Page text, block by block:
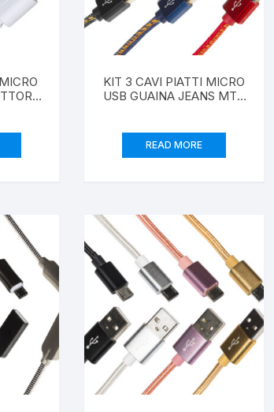
KIT 3 CAVI PIATTI MICRO
USB GUAINA JEANS MT 1
DENIM
READ MORE